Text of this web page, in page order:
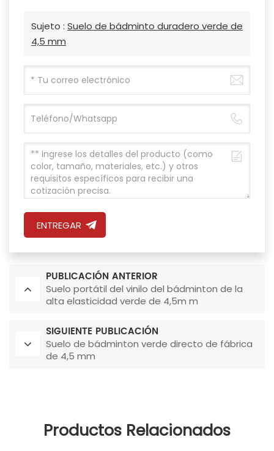
Sujeto : Suelo de bádminto duradero verde de
4,5 mm
ENTREGAR
PUBLICACIÓN ANTERIOR
Suelo portátil del vinilo del bádminton de la
alta elasticidad verde de 4,5m m
SIGUIENTE PUBLICACIÓN
Suelo de bádminton verde directo de fábrica
de 4,5 mm
Productos Relacionados